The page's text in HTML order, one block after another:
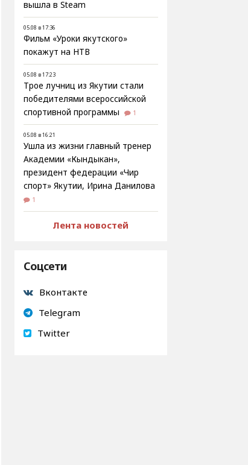
вышла в Steam
05.08 в 17:36
Фильм «Уроки якутского»
покажут на НТВ
05.08 в 17:23
Трое лучниц из Якутии стали
победителями всероссийской
спортивной программы
1
05.08 в 16:21
Ушла из жизни главный тренер
Академии «Кындыкан»,
президент федерации «Чир
спорт» Якутии, Ирина Данилова
1
Лента новостей
Соцсети
Вконтакте
Telegram
Twitter